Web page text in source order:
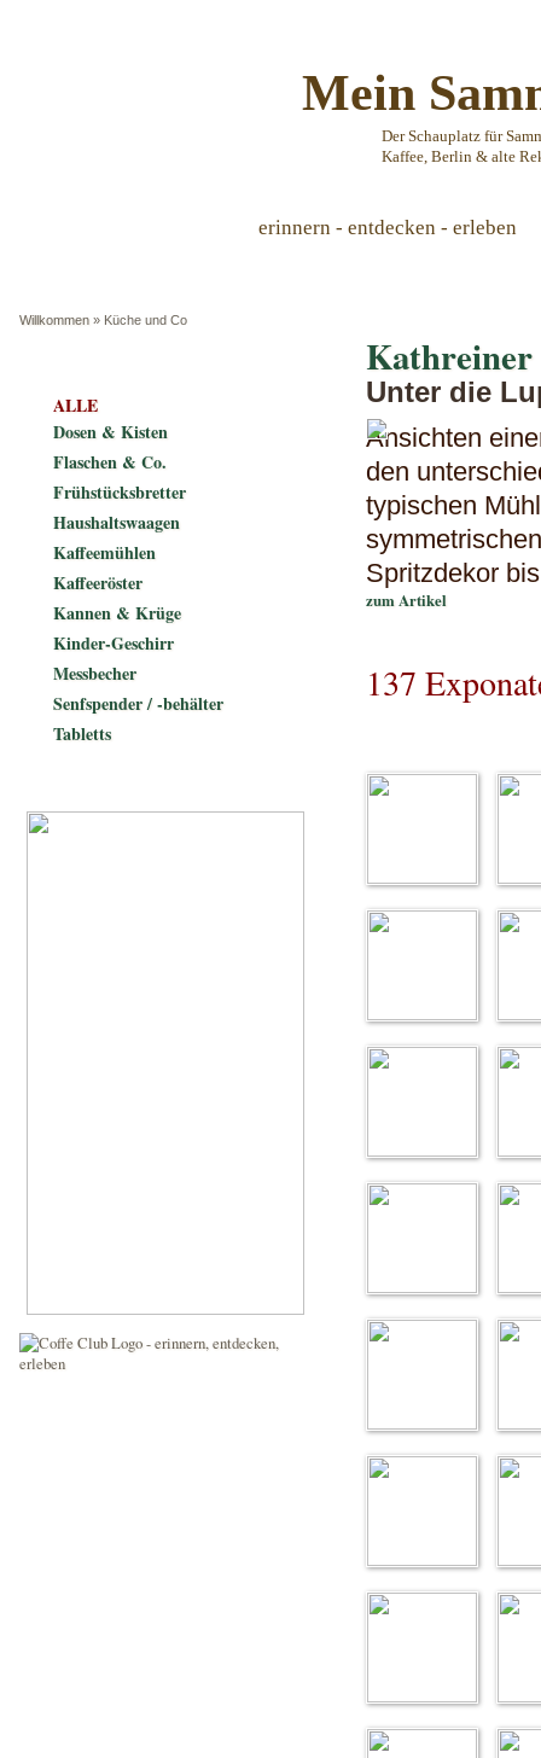
Mein
Der Schauplatz für
Kaffee, Berlin & alte
erinnern - entdecken - erleben
Willkommen » Küche und Co
Kathreiner
Unter die
Ansichten
den
typischen
Spritzdekor
zum Artikel
137
ALLE
Dosen & Kisten
Flaschen & Co.
Frühstücksbretter
Haushaltswaagen
Kaffeemühlen
Kaffeeröster
Kannen & Krüge
Kinder-Geschirr
Messbecher
Senfspender / -behälter
Tabletts